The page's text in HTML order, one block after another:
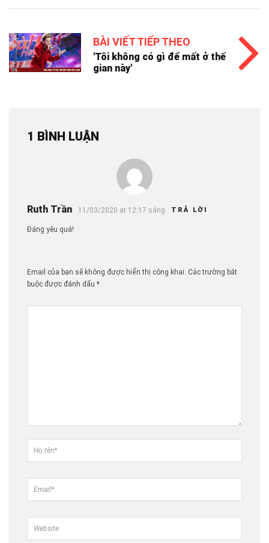
BÀI VIẾT TIẾP THEO
'Tôi không có gì để mất ở thế
gian này'
1 BÌNH LUẬN
Ruth Trần 11/03/2020 at 12:17 sáng TRẢ LỜI
Đáng yêu quá!
Email của bạn sẽ không được hiển thị công khai. Các trường bắt
buộc được đánh dấu *